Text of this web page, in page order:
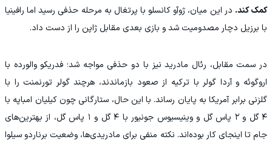
کمک کند. در این میان، ژوآو کانسلو با پرتغال به مرحله حذفی رسید اما رافینیا
با برزیل دچار مصدومیت شد و بازی بعدی مقابل ژاپن را از دست داد.
در سمت مقابل، رئال مادرید نیز با دو حذفی مواجه شد؛ فدریکو والورده با
اروگوئه و آردا گولر با ترکیه از صعود بازماندند، هرچند گولر تورنمنت را با
گلزنی برابر آمریکا به پایان رساند. با این حال، ستارگانی چون کیلیان امباپه با
۴ گل و ۲ پاس گل و وینیسیوس جونیور با ۴ گل و ۱ پاس گل، از بهترین‌های
جام تا اینجای کار بوده‌اند. نکته منفی برای مادریدی‌ها، وضعیت برناردو سیلوا